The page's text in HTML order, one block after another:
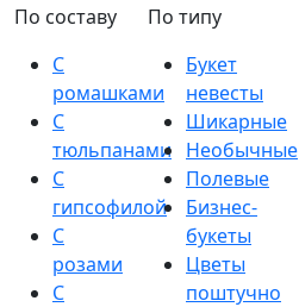
По составу
С
ромашками
С
тюльпанами
С
гипсофилой
С
розами
С
По типу
Букет
невесты
Шикарные
Необычные
Полевые
Бизнес-
букеты
Цветы
поштучно